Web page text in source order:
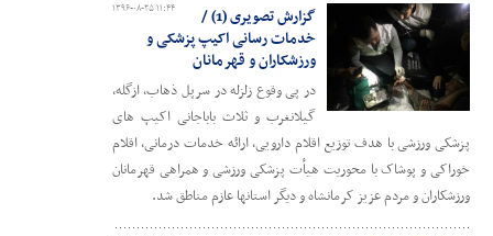
۱۳۹۶-۰۸-۲۵ ۱۱:۴۴
گزارش تصویری (1) /
خدمات رسانی اکیپ پزشکی و
ورزشکاران و قهرمانان
در پی وقوع زلزله در سرپل ذهاب، ازگله،
گیلانغرب و ثلاث باباجانی اکیپ های
پزشکی ورزشی با هدف توزیع اقلام دارویی، ارائه خدمات درمانی، اقلام
خوراکی و پوشاک با محوریت هیأت پزشکی ورزشی و همراهی قهرمانان
ورزشکاران و مردم عزیز کرمانشاه و دیگر استانها عازم مناطق شد.